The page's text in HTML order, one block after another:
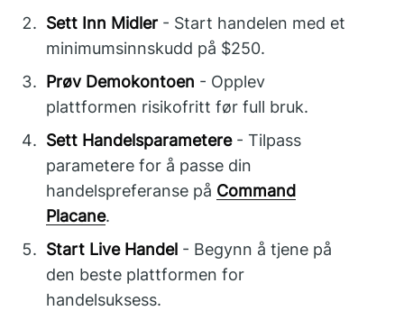
Sett Inn Midler - Start handelen med et
minimumsinnskudd på $250.
Prøv Demokontoen - Opplev
plattformen risikofritt før full bruk.
Sett Handelsparametere- Tilpass
parametere for å passe din
handelspreferanse på Command
Placane.
Start Live Handel - Begynn å tjene på
den beste plattformen for
handelsuksess.